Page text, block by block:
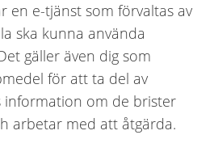
en e-tjänst som förvaltas av
ska kunna använda
gäller även dig som
för att ta del av
information om de brister
arbetar med att åtgärda.